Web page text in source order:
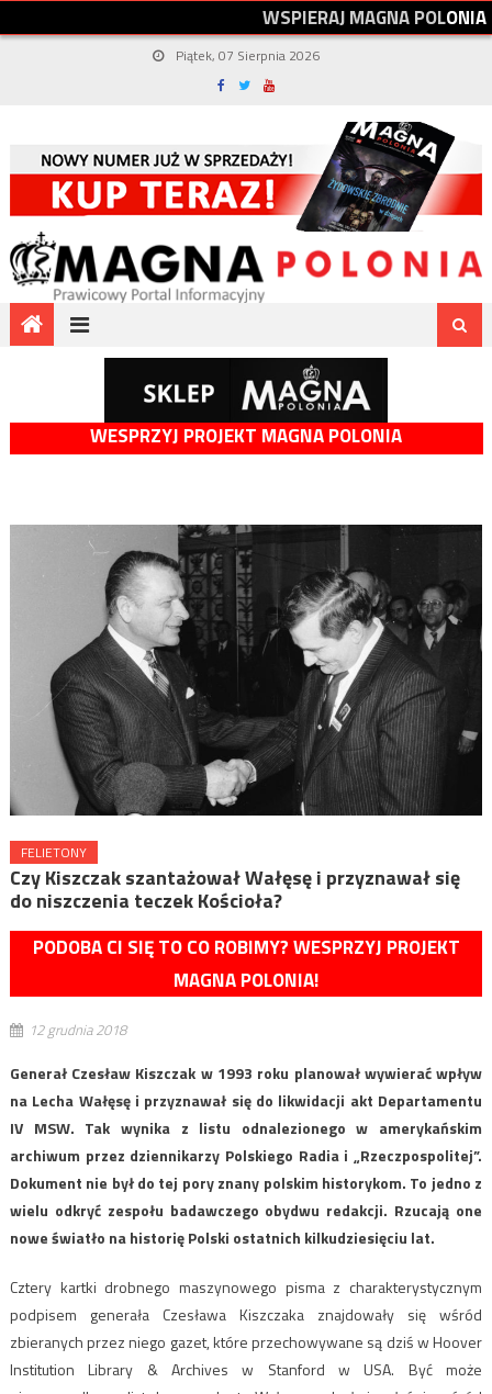
WSPIERAJMAGNAPOLONIA
Piątek, 07 Sierpnia 2026
WESPRZYJ PROJEKT MAGNA POLONIA
FELIETONY
Czy Kiszczak szantażował Wałęsę i przyznawał się
do niszczenia teczek Kościoła?
PODOBA CI SIĘ TO CO ROBIMY? WESPRZYJ PROJEKT
MAGNA POLONIA!
12 grudnia 2018
Generał Czesław Kiszczak w 1993 roku planował wywierać wpływ
na Lecha Wałęsę i przyznawał się do likwidacji akt Departamentu
IV MSW. Tak wynika z listu odnalezionego w amerykańskim
archiwum przez dziennikarzy Polskiego Radia i „Rzeczpospolitej”.
Dokument nie był do tej pory znany polskim historykom. To jedno z
wielu odkryć zespołu badawczego obydwu redakcji. Rzucają one
nowe światło na historię Polski ostatnich kilkudziesięciu lat.
Cztery kartki drobnego maszynowego pisma z charakterystycznym
podpisem generała Czesława Kiszczaka znajdowały się wśród
zbieranych przez niego gazet, które przechowywane są dziś w Hoover
Institution Library & Archives w Stanford w USA. Być może